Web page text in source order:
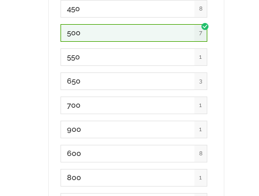
450 8
500 7
550 1
650 3
700 1
900 1
600 8
800 1